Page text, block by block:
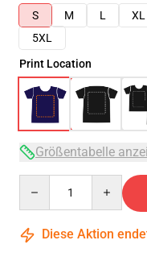
S
M L XL
5XL
Print Location
Größentabelle
Diese Aktion